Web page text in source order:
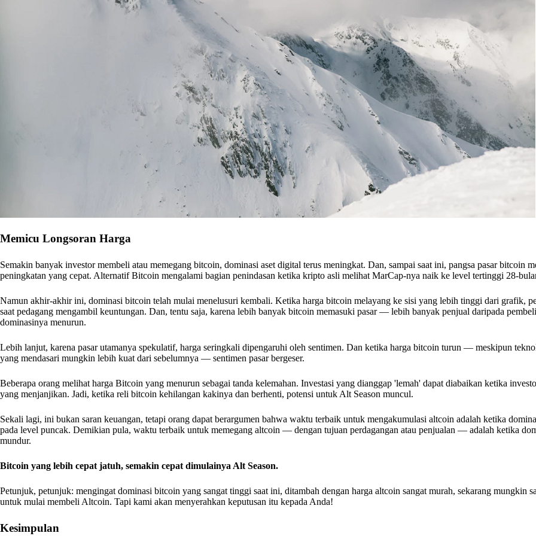
Memicu Longsoran Harga
Semakin banyak investor membeli atau memegang bitcoin, dominasi aset digital terus meningkat. Dan, sampai saat ini, pangsa pasar bitcoin
peningkatan yang cepat. Alternatif Bitcoin mengalami bagian penindasan ketika kripto asli melihat MarCap-nya naik ke level tertinggi 28-
Namun akhir-akhir ini, dominasi bitcoin telah mulai menelusuri kembali. Ketika harga bitcoin melayang ke sisi yang lebih tinggi dari grafik,
saat pedagang mengambil keuntungan. Dan, tentu saja, karena lebih banyak bitcoin memasuki pasar — lebih banyak penjual daripada
dominasinya menurun.
Lebih lanjut, karena pasar utamanya spekulatif, harga seringkali dipengaruhi oleh sentimen. Dan ketika harga bitcoin turun — meskipun
yang mendasari mungkin lebih kuat dari sebelumnya — sentimen pasar bergeser.
Beberapa orang melihat harga Bitcoin yang menurun sebagai tanda kelemahan. Investasi yang dianggap 'lemah' dapat diabaikan ketika
yang menjanjikan. Jadi, ketika reli bitcoin kehilangan kakinya dan berhenti, potensi untuk Alt Season muncul.
Sekali lagi, ini bukan saran keuangan, tetapi orang dapat berargumen bahwa waktu terbaik untuk mengakumulasi altcoin adalah ketika
pada level puncak. Demikian pula, waktu terbaik untuk memegang altcoin — dengan tujuan perdagangan atau penjualan — adalah ketika
mundur.
Bitcoin yang lebih cepat jatuh, semakin cepat dimulainya Alt Season.
Petunjuk, petunjuk: mengingat dominasi bitcoin yang sangat tinggi saat ini, ditambah dengan harga altcoin sangat murah, sekarang mungkin
untuk mulai membeli Altcoin. Tapi kami akan menyerahkan keputusan itu kepada Anda!
Kesimpulan